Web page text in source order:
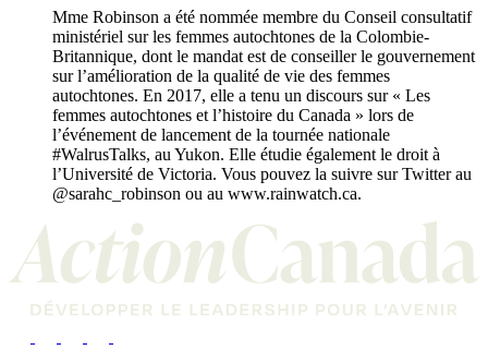
Mme Robinson a été nommée membre du Conseil consultatif
ministériel sur les femmes autochtones de la Colombie-
Britannique, dont le mandat est de conseiller le gouvernement
sur l’amélioration de la qualité de vie des femmes
autochtones. En 2017, elle a tenu un discours sur « Les
femmes autochtones et l’histoire du Canada » lors de
l’événement de lancement de la tournée nationale
#WalrusTalks, au Yukon. Elle étudie également le droit à
l’Université de Victoria. Vous pouvez la suivre sur Twitter au
@sarahc_robinson ou au www.rainwatch.ca.